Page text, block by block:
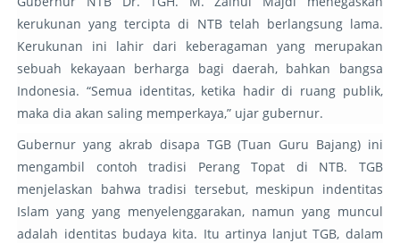
kerukunan yang tercipta di NTB telah berlangsung lama.
Kerukunan ini lahir dari keberagaman yang merupakan
sebuah kekayaan berharga bagi daerah, bahkan bangsa
Indonesia. “Semua identitas, ketika hadir di ruang publik,
maka dia akan saling memperkaya,” ujar gubernur.
Gubernur yang akrab disapa TGB (Tuan Guru Bajang) ini
mengambil contoh tradisi Perang Topat di NTB. TGB
menjelaskan bahwa tradisi tersebut, meskipun indentitas
Islam yang yang menyelenggarakan, namun yang muncul
adalah identitas budaya kita. Itu artinya lanjut TGB, dalam